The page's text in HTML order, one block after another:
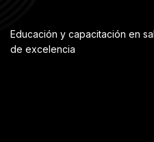
Educación y capacitación en
de excelencia